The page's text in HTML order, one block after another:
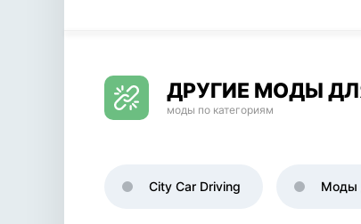
ДРУГИЕ МОДЫ ДЛЯ
моды по категориям
City Car Driving Моды